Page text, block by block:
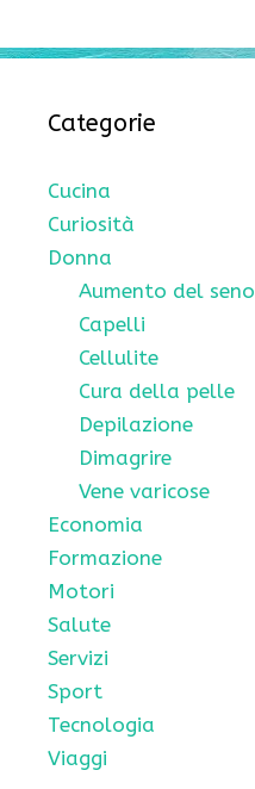
Categorie
Cucina
Curiosità
Donna
Aumento del seno
Capelli
Cellulite
Cura della pelle
Depilazione
Dimagrire
Vene varicose
Economia
Formazione
Motori
Salute
Servizi
Sport
Tecnologia
Viaggi